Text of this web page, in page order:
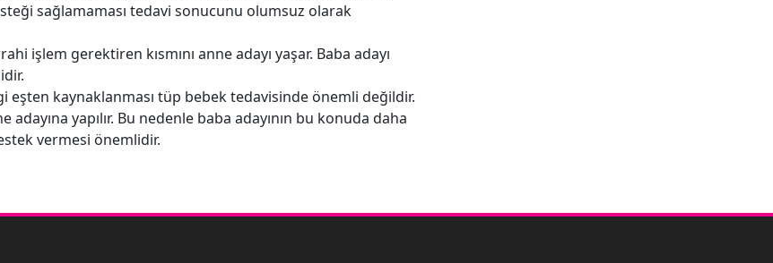
sağlamaması tedavi sonucunu olumsuz olarak
işlem gerektiren kısmını anne adayı yaşar. Baba adayı
kaynaklanması tüp bebek tedavisinde önemli değildir.
yapılır. Bu nedenle baba adayının bu konuda daha
vermesi önemlidir.